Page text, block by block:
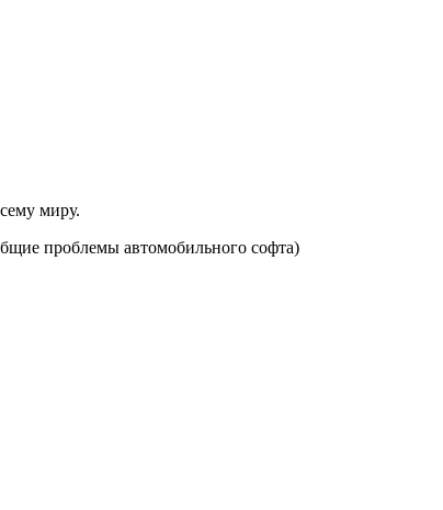
миру.
проблемы автомобильного софта)